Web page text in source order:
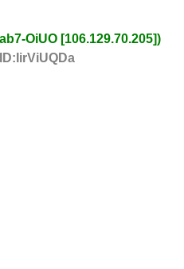
OiUO [106.129.70.205])